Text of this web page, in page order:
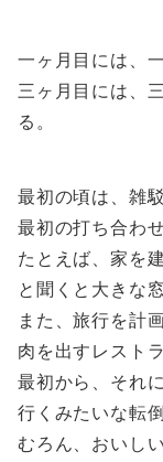
一ヶ月目には、
三ヶ月目には、
る。
最初の頃は、雑
最初の打ち合わ
たとえば、家を
と聞くと大きな
また、旅行を計
肉を出すレスト
最初から、それ
行くみたいな転
むろん、おいし